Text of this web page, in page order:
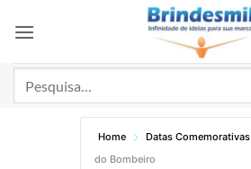
Home Datas Comemorativas
do Bombeiro